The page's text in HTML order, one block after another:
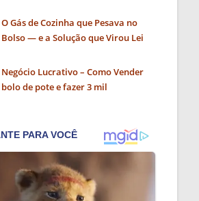
O Gás de Cozinha que Pesava no
Bolso — e a Solução que Virou Lei
Negócio Lucrativo – Como Vender
bolo de pote e fazer 3 mil